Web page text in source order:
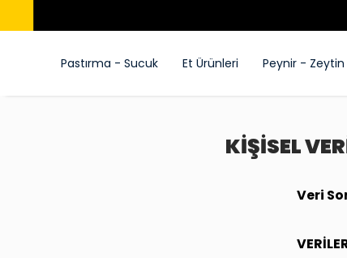
Pastırma - Sucuk Et Ürünleri Peynir - Zeytin
KİŞİSEL
Veri